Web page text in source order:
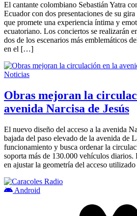
El cantante colombiano Sebastián Yatra
Ecuador con dos presentaciones de su
que promete una experiencia íntima y
ecuatoriano. Los conciertos se realizarán
dos de los escenarios más emblemáticos
en el […]
Noticias
Obras mejoran la
avenida Narcisa de Jesús
El nuevo diseño del acceso a la avenida
bajada del paso elevado de la avenida de
funcionamiento y busca ordenar la
soporta más de 130.000 vehículos
en ajustar la geometría del acceso
Android